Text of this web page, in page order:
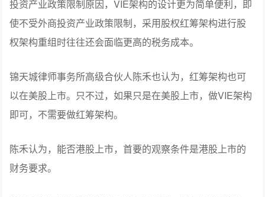
投资产业政策限制原因，VIE架构的设计更为简单便利，即
使不受外商投资产业政策限制，采用股权红筹架构进行股
权架构重组时往往还会面临更高的税务成本。
锦天城律师事务所高级合伙人陈禾也认为，红筹架构也可
以在美股上市。只不过，如果只是在美股上市，做VIE架构
即可，不需要做红筹架构。
陈禾认为，能否港股上市，首要的观察条件是港股上市的
财务要求。